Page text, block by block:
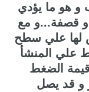
و هو ما يؤدي
قصفة...و مع
لها علي سطح
علي المنشأ
الي ٨ مرات قيمة الضغط
و قد يصل